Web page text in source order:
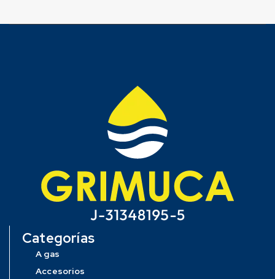
Categorías
A gas
Accesorios